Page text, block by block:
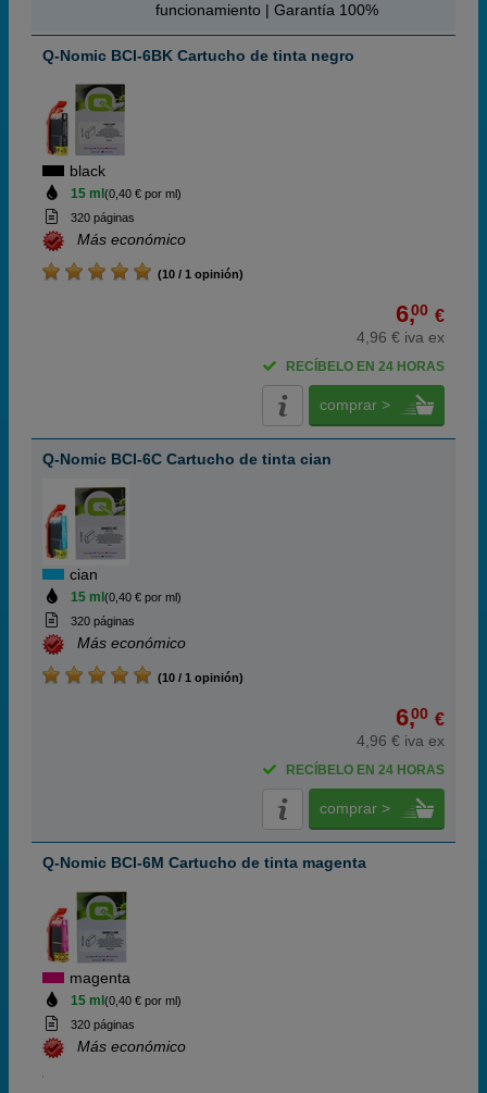
funcionamiento | Garantía 100%
Q-Nomic BCI-6BK Cartucho de tinta negro
black
15 ml (0,40 € por ml)
320 páginas
Más económico
(10 / 1 opinión)
6,00 €
4,96 € iva ex
RECÍBELO EN 24 HORAS
comprar >
Q-Nomic BCI-6C Cartucho de tinta cian
cian
15 ml (0,40 € por ml)
320 páginas
Más económico
(10 / 1 opinión)
6,00 €
4,96 € iva ex
RECÍBELO EN 24 HORAS
comprar >
Q-Nomic BCI-6M Cartucho de tinta magenta
magenta
15 ml (0,40 € por ml)
320 páginas
Más económico